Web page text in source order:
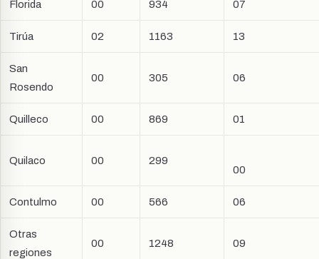
Florida 00 934 07
Tirúa 02 1163 13
San
Rosendo
00 305 06
Quilleco 00 869 01
Quilaco 00
299
00
Contulmo 00 566 06
Otras
regiones
00 1248 09